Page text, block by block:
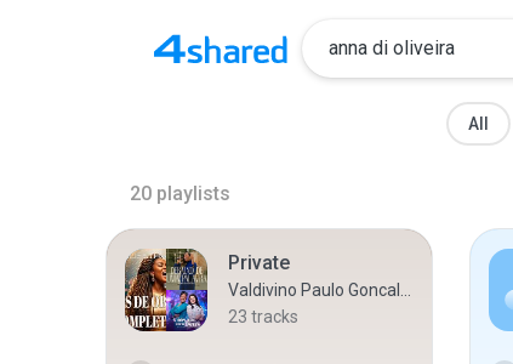
All
20 playlists
Private
23 tracks